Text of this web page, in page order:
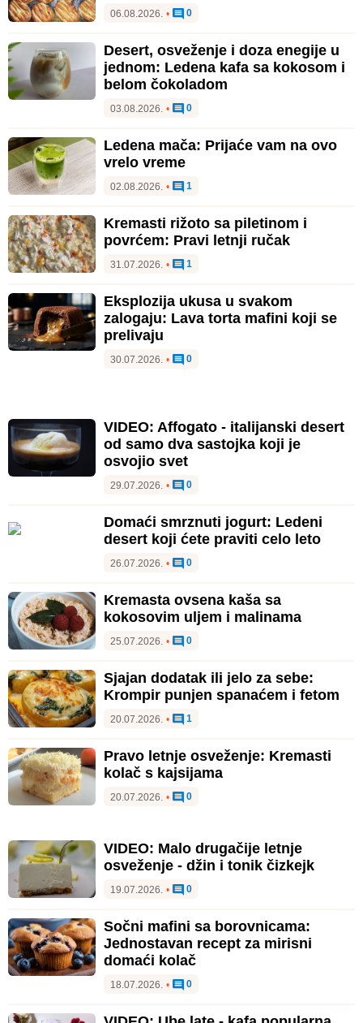
06.08.2026. • 0
Desert, osveženje i doza enegije u
jednom: Ledena kafa sa kokosom i
belom čokoladom
03.08.2026. • 0
Ledena mača: Prijaće vam na ovo
vrelo vreme
02.08.2026. • 1
Kremasti rižoto sa piletinom i
povrćem: Pravi letnji ručak
31.07.2026. • 1
Eksplozija ukusa u svakom
zalogaju: Lava torta mafini koji se
prelivaju
30.07.2026. • 0
VIDEO: Affogato - italijanski desert
od samo dva sastojka koji je
osvojio svet
29.07.2026. • 0
Domaći smrznuti jogurt: Ledeni
desert koji ćete praviti celo leto
26.07.2026. • 0
Kremasta ovsena kaša sa
kokosovim uljem i malinama
25.07.2026. • 0
Sjajan dodatak ili jelo za sebe:
Krompir punjen spanaćem i fetom
20.07.2026. • 1
Pravo letnje osveženje: Kremasti
kolač s kajsijama
20.07.2026. • 0
VIDEO: Malo drugačije letnje
osveženje - džin i tonik čizkejk
19.07.2026. • 0
Sočni mafini sa borovnicama:
Jednostavan recept za mirisni
domaći kolač
18.07.2026. • 0